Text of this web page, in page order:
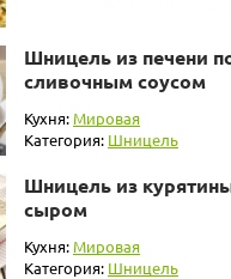
Шницель из печени
сливочным соусом
Кухня: Мировая
Категория: Шницель
Шницель из
сыром
Кухня: Мировая
Категория: Шницель